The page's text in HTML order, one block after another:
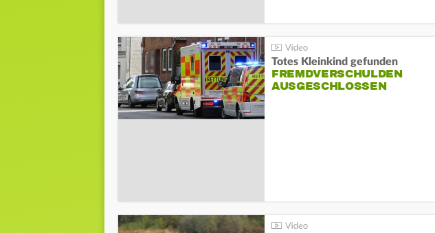
Totes Kleinkind gefunden
FREMDVERSCHULDEN
AUSGESCHLOSSEN